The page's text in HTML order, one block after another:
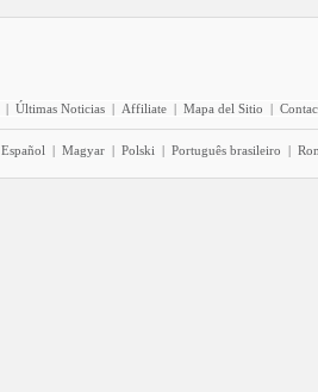
| Últimas Noticias | Affiliate | Mapa del Sitio |
Español | Magyar | Polski | Português brasileiro |